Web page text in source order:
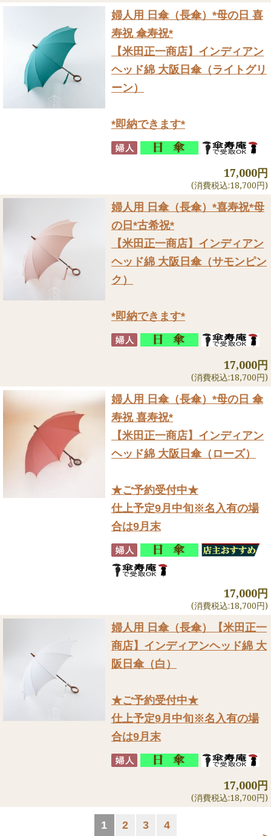
婦人用 日傘（長傘） *母の日 喜
寿祝 傘寿祝*
【米田正一商店】インディアン
ヘッド綿 大阪日傘（ライトグリ
ーン）
*即納できます*
17,000円
(消費税込:18,700円)
婦人用 日傘（長傘） *喜寿祝*母
の日*古希祝*
【米田正一商店】インディアン
ヘッド綿 大阪日傘（サモンピン
ク）
*即納できます*
17,000円
(消費税込:18,700円)
婦人用 日傘（長傘） *母の日 傘
寿祝 喜寿祝*
【米田正一商店】インディアン
ヘッド綿 大阪日傘（ローズ）
★ご予約受付中★
仕上予定9月中旬※名入有の場
合は9月末
17,000円
(消費税込:18,700円)
婦人用 日傘（長傘）
【米田正一
商店】インディアンヘッド綿 大
阪日傘（白）
★ご予約受付中★
仕上予定9月中旬※名入有の場
合は9月末
17,000円
(消費税込:18,700円)
1 2 3 4